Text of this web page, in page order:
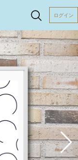
ログイン